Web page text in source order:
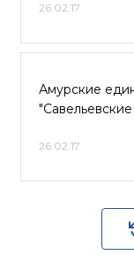
26.02.17
Амурские
26.02.17